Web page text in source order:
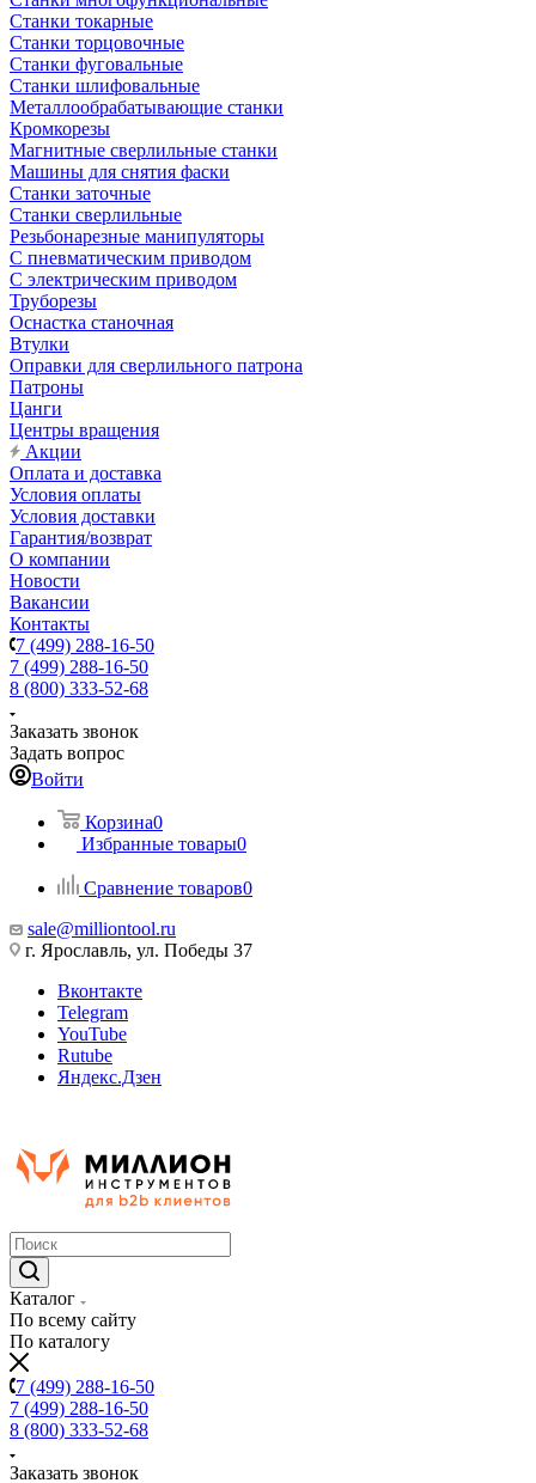
Станки токарные
Станки торцовочные
Станки фуговальные
Станки шлифовальные
Металлообрабатывающие станки
Кромкорезы
Магнитные сверлильные станки
Машины для снятия фаски
Станки заточные
Станки сверлильные
Резьбонарезные манипуляторы
С пневматическим приводом
С электрическим приводом
Труборезы
Оснастка станочная
Втулки
Оправки для сверлильного патрона
Патроны
Цанги
Центры вращения
Акции
Оплата и доставка
Условия оплаты
Условия доставки
Гарантия/возврат
О компании
Новости
Вакансии
Контакты
7 (499) 288-16-50
7 (499) 288-16-50
8 (800) 333-52-68
Заказать звонок
Задать вопрос
Войти
Корзина0
Избранные товары0
Сравнение товаров0
sale@milliontool.ru
г. Ярославль, ул. Победы 37
Вконтакте
Telegram
YouTube
Rutube
Яндекс.Дзен
Каталог
По всему сайту
По каталогу
7 (499) 288-16-50
7 (499) 288-16-50
8 (800) 333-52-68
Заказать звонок